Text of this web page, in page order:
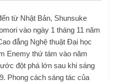
từ Nhật Bản, Shunsuke
vào ngày 1 tháng 11 năm
đẳng Nghệ thuật Đại học
Enemy thứ tám vào năm
đột phá lớn sau khi sáng
Phong cách sáng tác của